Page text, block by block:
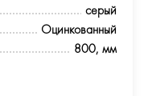
серый
Оцинкованный
800, мм